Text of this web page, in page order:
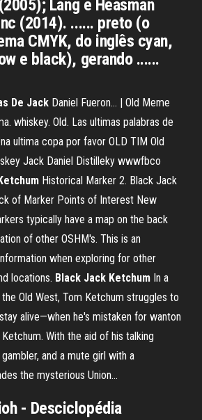
Lang e Heasman
(2014). ...... preto (o
CMYK, do inglês cyan,
e black), gerando ......
De Jack Daniel Fueron... | Old Meme
whiskey. Old. Las ultimas palabras de
ultima copa por favor OLD TIM Old
Jack Daniel Distilleky wwwfbco
Historical Marker 2. Black Jack
of Marker Points of Interest New
typically have a map on the back
of other OSHM's. This is an
when exploring for other
locations. Black Jack Ketchum In a
Old West, Tom Ketchum struggles to
alive—when he's mistaken for wanton
With the aid of his talking
and a mute girl with a
the mysterious Union...
- Desciclopédia